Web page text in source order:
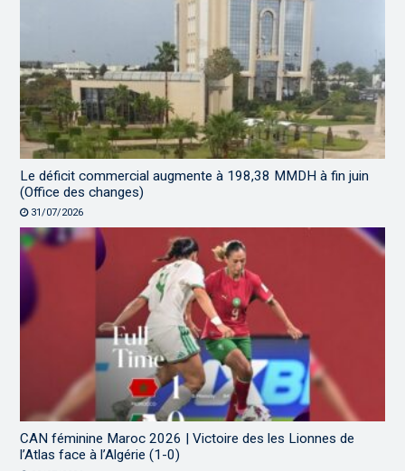
Le déficit commercial augmente à 198,38 MMDH à fin juin
(Office des changes)
31/07/2026
CAN féminine Maroc 2026 | Victoire des les Lionnes de
l’Atlas face à l’Algérie (1-0)